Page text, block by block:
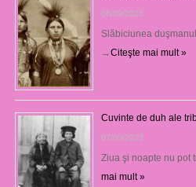
08/09/2023
Slăbiciunea
→Citeşte mai mult »
Cuvinte de duh ale
07/09/2023
Ziua şi noapte nu pot
mai mult »